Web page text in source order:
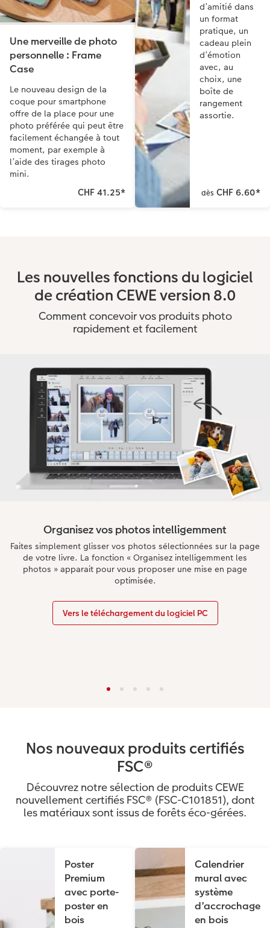
Une merveille de photo
personnelle : Frame
Case
Le nouveau design de la
coque pour smartphone
offre de la place pour une
photo préférée qui peut être
facilement échangée à tout
moment, par exemple à
l’aide des tirages photo
mini.
CHF 41.25*
d’amitié dans
un format
pratique, un
cadeau plein
d’émotion
avec, au
choix, une
boîte de
rangement
assortie.
dès CHF 6.60*
Les nouvelles fonctions du logiciel
de création CEWE version 8.0
Comment concevoir vos produits photo
rapidement et facilement
Organisez vos photos intelligemment
Faites simplement glisser vos photos sélectionnées sur la page
de votre livre. La fonction « Organisez intelligemment les
photos » apparait pour vous proposer une mise en page
optimisée.
Vers le téléchargement du logiciel PC
Nos nouveaux produits certifiés
FSC®
Découvrez notre sélection de produits CEWE
nouvellement certifiés FSC® (FSC-C101851), dont
les matériaux sont issus de forêts éco-gérées.
Poster
Premium
avec porte-
poster en
bois
Calendrier
mural avec
système
d’accrochage
en bois